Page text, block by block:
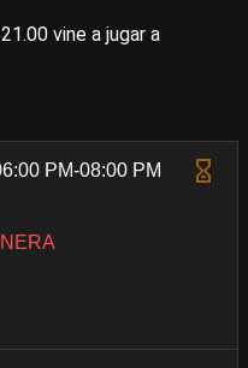
vine a jugar a
PM-08:00 PM